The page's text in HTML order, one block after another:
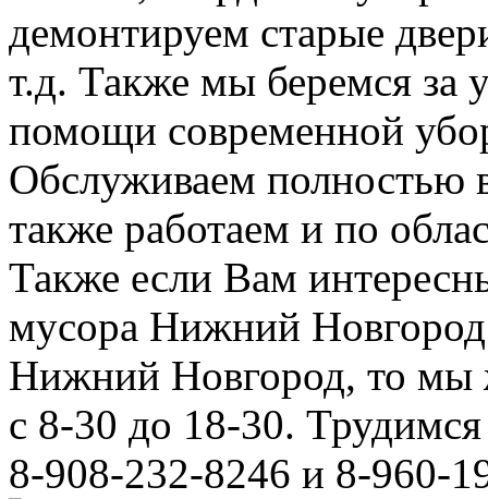
демонтируем старые
т.д. Также мы беремся за
помощи современной
Обслуживаем полностью
также работаем и по
Также если Вам
мусора Нижний
Нижний Новгород, то мы
с 8-30 до 18-30.
8-908-232-8246 и 8-960-